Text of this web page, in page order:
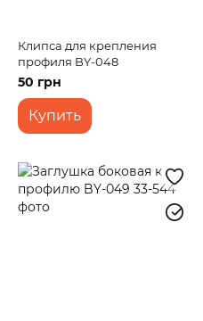
Клипса для крепления
профиля BY-048
50 грн
Купить